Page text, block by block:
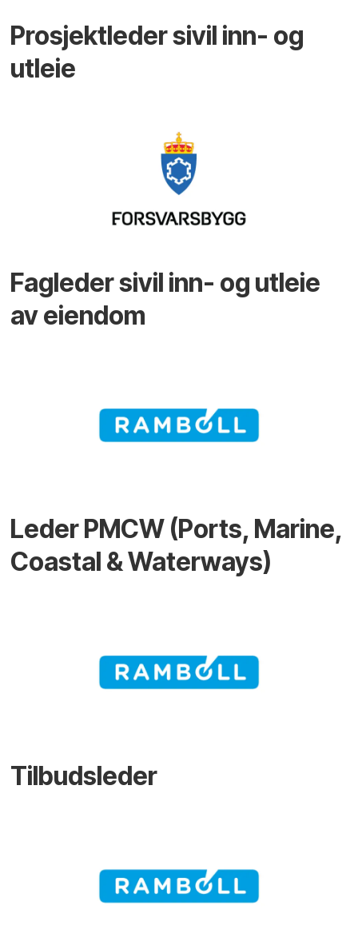
Prosjektleder sivil inn- og
utleie
Fagleder sivil inn- og utleie
av eiendom
Leder PMCW (Ports, Marine,
Coastal & Waterways)
Tilbudsleder